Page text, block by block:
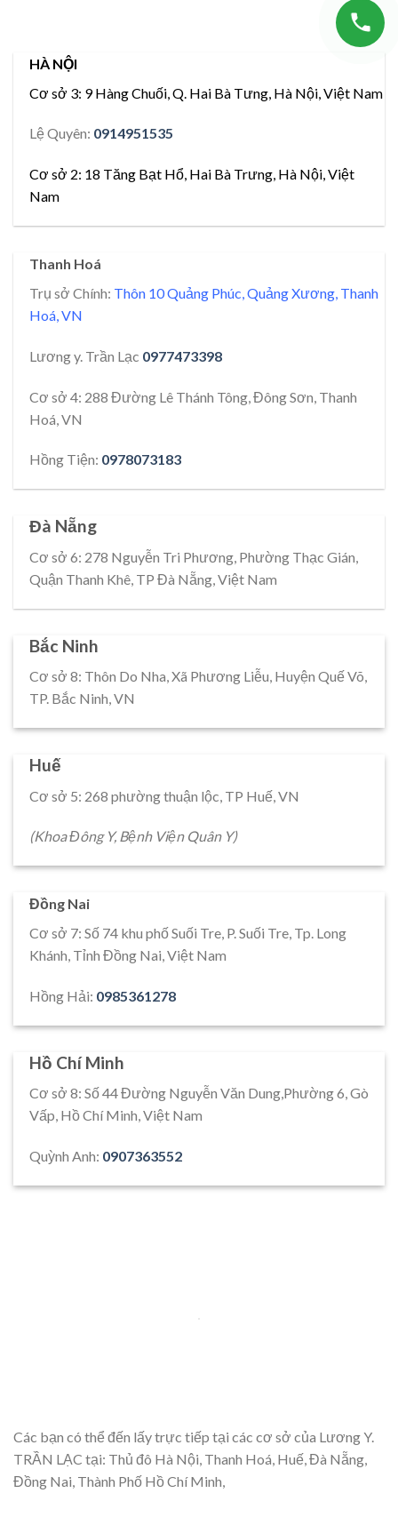
HÀ NỘI
Cơ sở 3: 9 Hàng Chuối, Q. Hai Bà Tưng, Hà Nội, Việt Nam
Lệ Quyên: 0914951535
Cơ sở 2: 18 Tăng Bạt Hổ, Hai Bà Trưng, Hà Nội, Việt
Nam
Thanh Hoá
Trụ sở Chính: Thôn 10 Quảng Phúc, Quảng Xương, Thanh
Hoá, VN
Lương y. Trần Lạc 0977473398
Cơ sở 4: 288 Đường Lê Thánh Tông, Đông Sơn, Thanh
Hoá, VN
Hồng Tiện: 0978073183
Đà Nẵng
Cơ sở 6: 278 Nguyễn Tri Phương, Phường Thạc Gián,
Quận Thanh Khê, TP Đà Nẵng, Việt Nam
Bắc Ninh
Cơ sở 8: Thôn Do Nha, Xã Phương Liễu, Huyện Quế Võ,
TP. Bắc Ninh, VN
Huế
Cơ sở 5: 268 phường thuận lộc, TP Huế, VN
(Khoa Đông Y, Bệnh Viện Quân Y)
Đồng Nai
Cơ sở 7: Số 74 khu phố Suối Tre, P. Suối Tre, Tp. Long
Khánh, Tỉnh Đồng Nai, Việt Nam
Hồng Hải: 0985361278
Hồ Chí Minh
Cơ sở 8: Số 44 Đường Nguyễn Văn Dung,Phường 6, Gò
Vấp, Hồ Chí Minh, Việt Nam
Quỳnh Anh: 0907363552
Các bạn có thể đến lấy trực tiếp tại các cơ sở của Lương Y.
TRẦN LẠC tại: Thủ đô Hà Nội, Thanh Hoá, Huế, Đà Nẵng,
Đồng Nai, Thành Phố Hồ Chí Minh,